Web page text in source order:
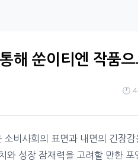
해 쑨이티엔 작품
🕐 4
소비사회의 표면과 내면의 긴
와 성장 잠재력을 고려할 만한 포